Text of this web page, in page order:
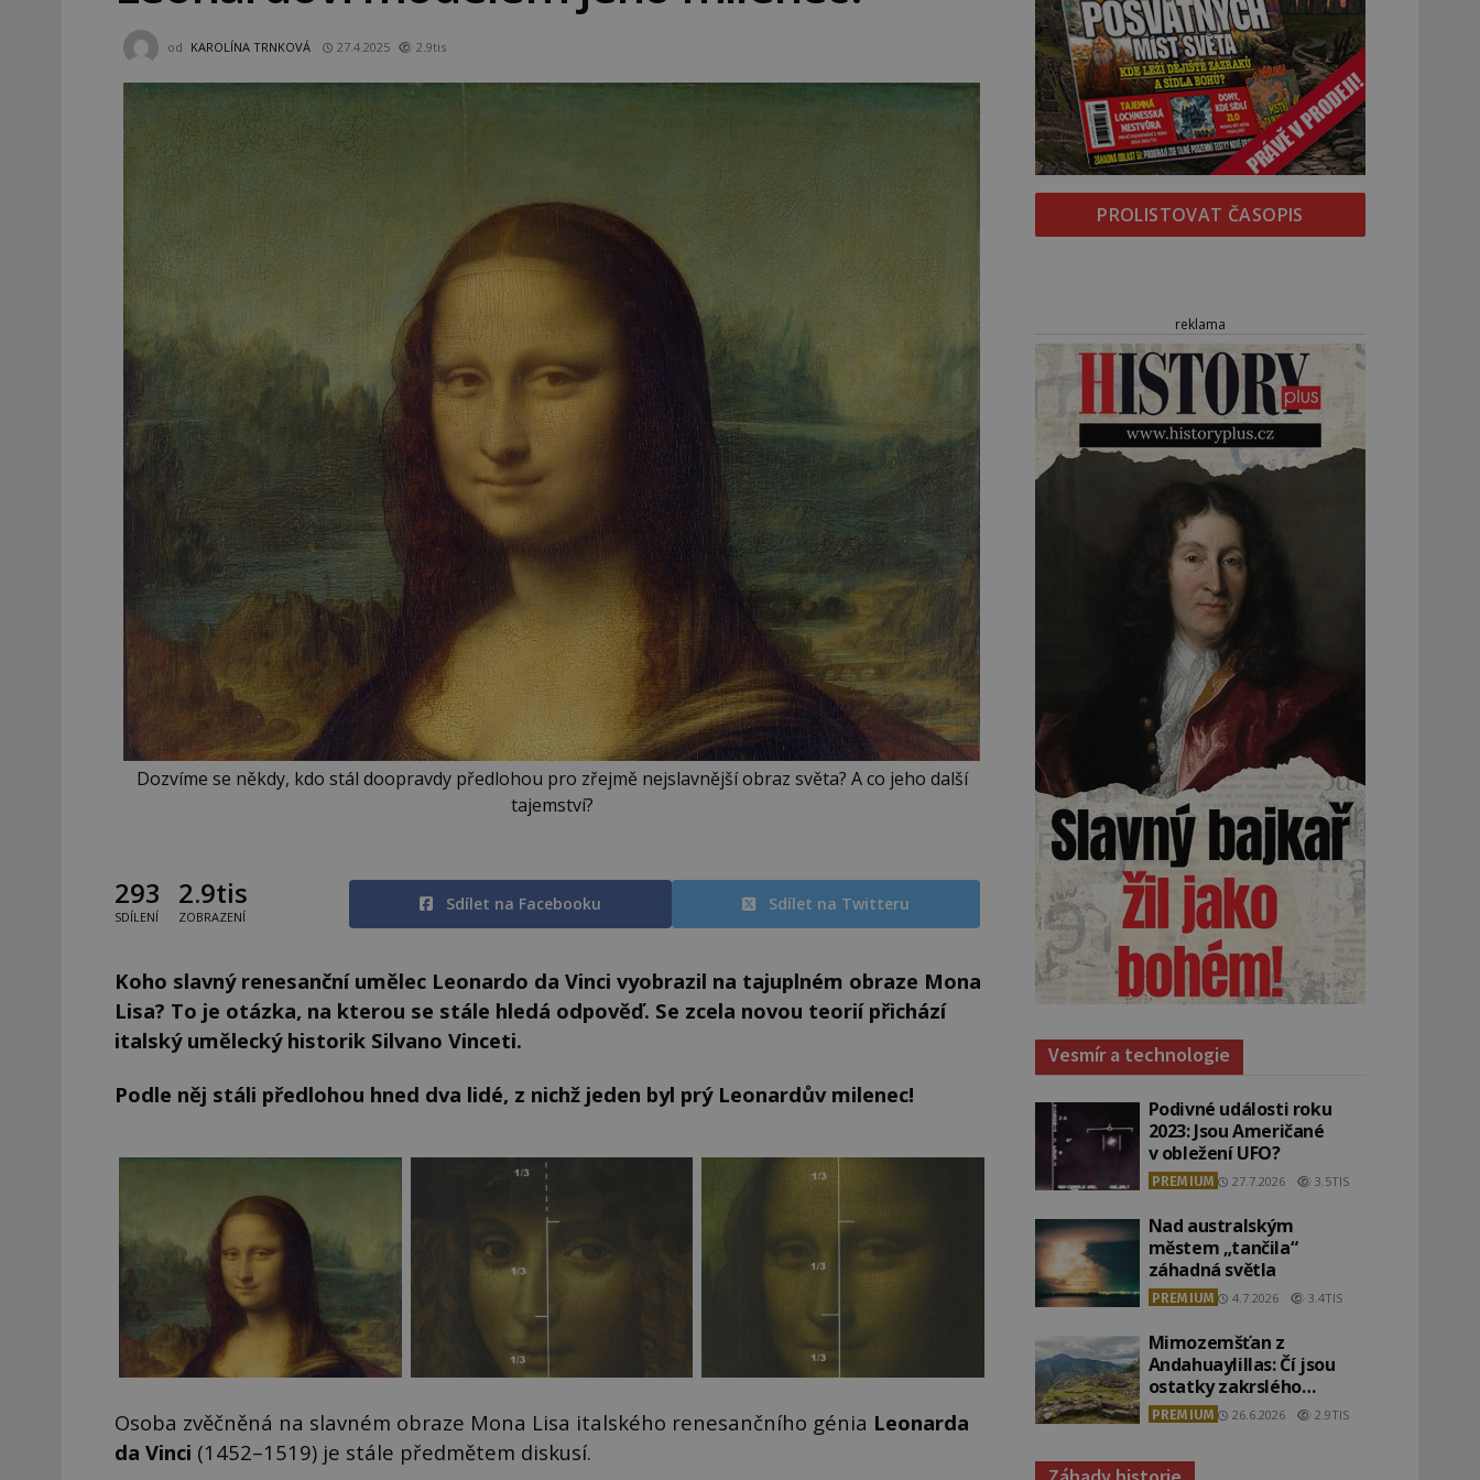
od KAROLÍNA TRNKOVÁ 27.4.2025 2.9tis
Dozvíme se někdy, kdo stál doopravdy předlohou pro zřejmě nejslavnější obraz světa? A co jeho další
tajemství?
293
SDÍLENÍ
2.9tis
ZOBRAZENÍ
Sdílet na Facebooku Sdílet na Twitteru
Koho slavný renesanční umělec Leonardo da Vinci vyobrazil na tajuplném obraze Mona
Lisa? To je otázka, na kterou se stále hledá odpověď. Se zcela novou teorií přichází
italský umělecký historik Silvano Vinceti.
Podle něj stáli předlohou hned dva lidé, z nichž jeden byl prý Leonardův milenec!
Osoba zvěčněná na slavném obraze Mona Lisa italského renesančního génia Leonarda
da Vinci (1452–1519) je stále předmětem diskusí.
PROLISTOVAT ČASOPIS
reklama
Vesmír a technologie
Podivné události roku
2023: Jsou Američané
v obležení UFO?
PREMIUM 27.7.2026 3.5TIS
Nad australským
městem „tančila“
záhadná světla
PREMIUM 4.7.2026 3.4TIS
Mimozemšťan z
Andahuaylillas: Čí jsou
ostatky zakrslého
stvoření s ohromnou
lebkou?
PREMIUM 26.6.2026 2.9TIS